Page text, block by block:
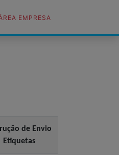
EMPRESA
de Envio
Etiquetas